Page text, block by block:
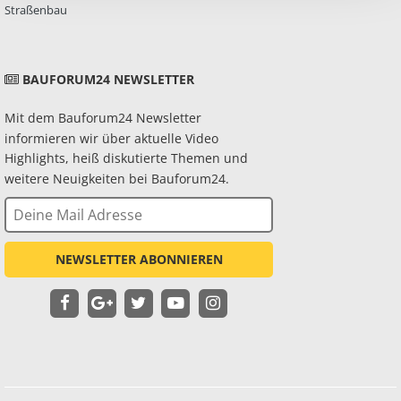
Straßenbau
BAUFORUM24 NEWSLETTER
Mit dem Bauforum24 Newsletter
informieren wir über aktuelle Video
Highlights, heiß diskutierte Themen und
weitere Neuigkeiten bei Bauforum24.
NEWSLETTER ABONNIEREN